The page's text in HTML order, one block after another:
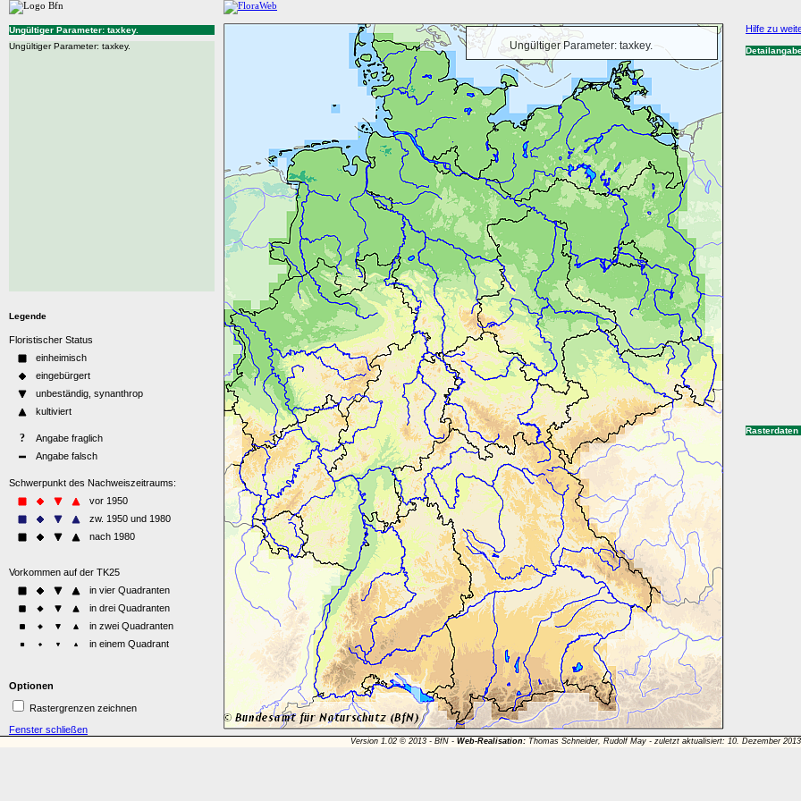
Ungültiger Parameter: taxkey.
Rasterdaten
Ungültiger Parameter: taxkey.
Ungültiger Parameter: taxkey.
Legende
Optionen
Rastergrenzen zeichnen
Fenster schließen
Hilfe zu
Version 1.02 © 2013 - BfN - Web-Realisation: Thomas Schneider, Rudolf May - zuletzt aktualisiert: 10. Dezember